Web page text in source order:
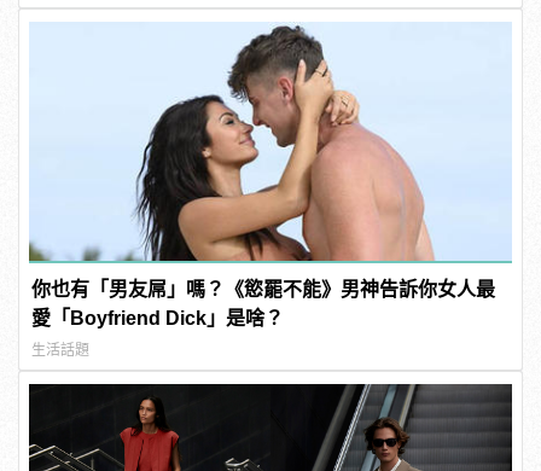
你也有「男友屌」嗎？《慾罷不能》男神告訴你女人最
愛「Boyfriend Dick」是啥？
生活話題